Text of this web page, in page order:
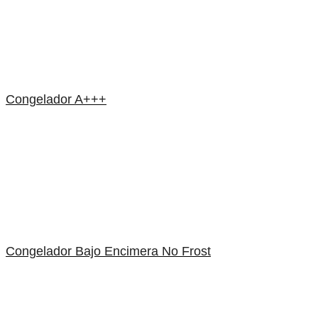
Congelador A+++
Congelador Bajo Encimera No Frost